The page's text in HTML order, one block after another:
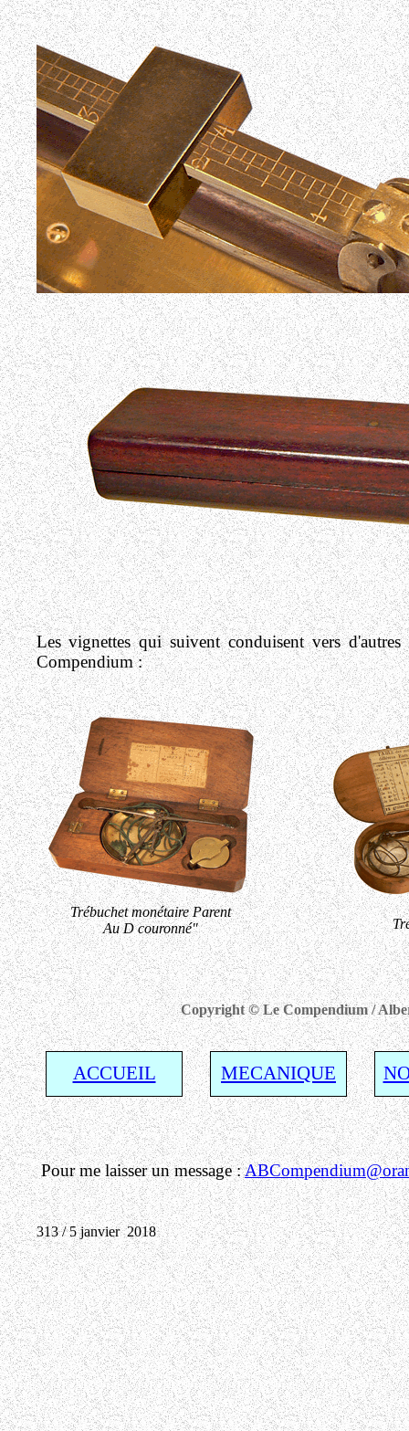
Les vignettes qui suivent conduisent vers
Compendium :
Trébuchet monétaire Parent
Au D couronné"
Copyright © Le Compendium /
ACCUEIL MECANIQUE
Pour me laisser un message :
313 / 5 janvier 2018